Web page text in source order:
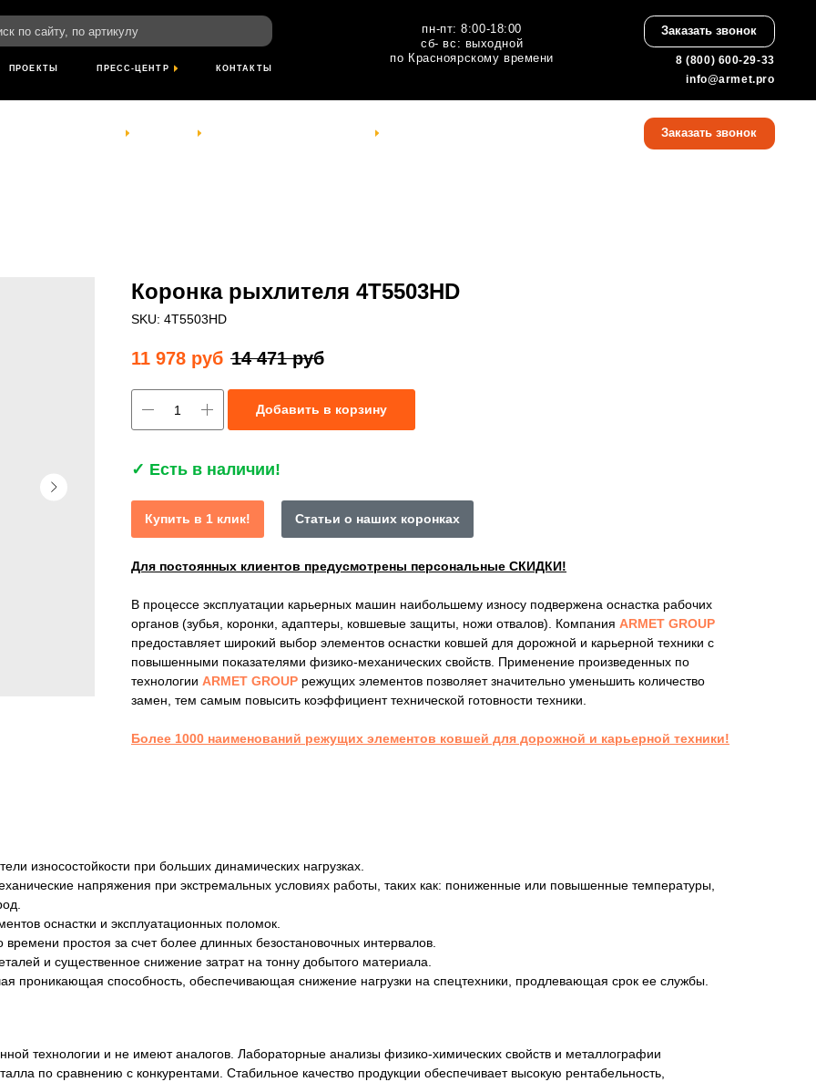
пн-пт: 8:00-18:00
сб- вс: выходной
по Красноярскому времени
по артикулу
Коронка рыхлителя 4T5503HD
SKU: 4T5503HD
11 978 руб 14 471 руб
Добавить в корзину
✓ Есть в наличии!
Купить в 1 клик! Статьи о наших коронках
Для постоянных клиентов предусмотрены персональные СКИДКИ!
В процессе эксплуатации карьерных машин наибольшему износу подвержена оснастка рабочих
органов (зубья, коронки, адаптеры, ковшевые защиты, ножи отвалов). Компания ARMET GROUP
предоставляет широкий выбор элементов оснастки ковшей для дорожной и карьерной техники с
повышенными показателями физико-механических свойств. Применение произведенных по
технологии ARMET GROUP режущих элементов позволяет значительно уменьшить количество
замен, тем самым повысить коэффициент технической готовности техники.
Более 1000 наименований режущих элементов ковшей для дорожной и карьерной техники!
износостойкости при больших динамических нагрузках.
напряжения при экстремальных условиях работы, таких как: пониженные или повышенные температуры,
оснастки и эксплуатационных поломок.
простоя за счет более длинных безостановочных интервалов.
и существенное снижение затрат на тонну добытого материала.
проникающая способность, обеспечивающая снижение нагрузки на спецтехники, продлевающая срок ее службы.
технологии и не имеют аналогов. Лабораторные анализы физико-химических свойств и металлографии
по сравнению с конкурентами. Стабильное качество продукции обеспечивает высокую рентабельность,